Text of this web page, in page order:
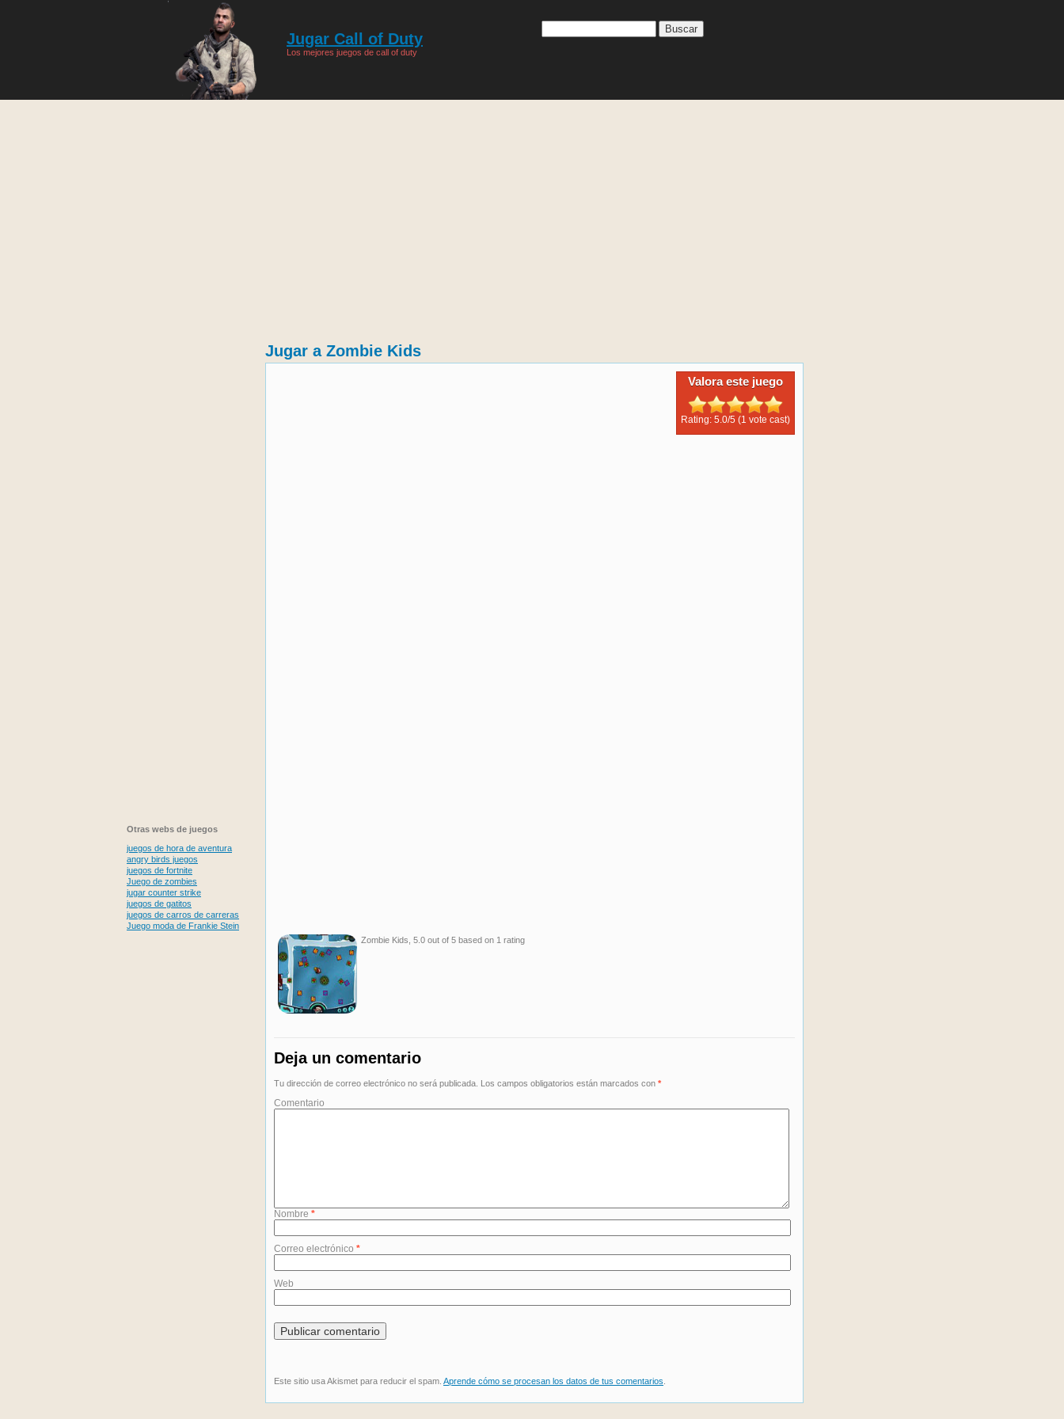
Jugar Call of Duty
Los mejores juegos de call of duty
Otras webs de juegos
juegos de hora de aventura
angry birds juegos
juegos de fortnite
Juego de zombies
jugar counter strike
juegos de gatitos
juegos de carros de carreras
Juego moda de Frankie Stein
Jugar a Zombie Kids
Valora este juego
Rating: 5.0/5 (1 vote cast)
Zombie Kids 5.0 out of 5 based on 1 rating
Deja un comentario
Tu dirección de correo electrónico no será publicada. Los campos obligatorios están marcados con *
Comentario
Nombre *
Correo electrónico *
Web
Este sitio usa Akismet para reducir el spam. Aprende cómo se procesan los datos de tus comentarios